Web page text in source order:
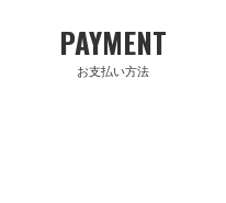
PAYMENT
お支払い方法